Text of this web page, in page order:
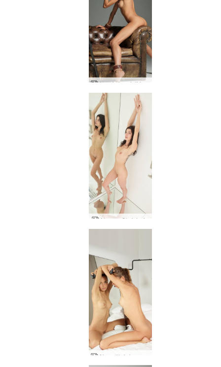
Alya fyrirsætuljósmyndari
Alya og Oksi ágrip